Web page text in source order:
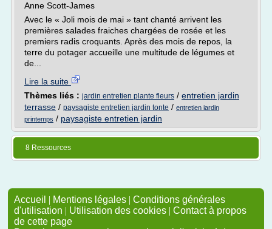
Anne Scott-James
Avec le « Joli mois de mai » tant chanté arrivent les
premières salades fraiches chargées de rosée et les
premiers radis croquants. Après des mois de repos, la
terre du potager accueille une multitude de légumes et
de...
Lire la suite
Thèmes liés : jardin entretien plante fleurs / entretien jardin
terrasse / paysagiste entretien jardin tonte / entretien jardin
printemps / paysagiste entretien jardin
8 Ressources
Accueil | Mentions légales | Conditions générales
d'utilisation | Utilisation des cookies | Contact à propos
de cette page